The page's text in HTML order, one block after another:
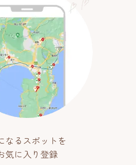
なるスポットを
気に入り登録